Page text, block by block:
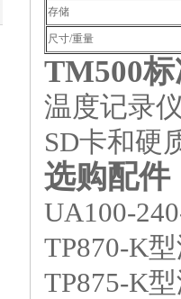
存储
尺寸/重量
TM500
温度记录
SD卡和硬
选购配件
UA100-
TP870-K
TP875-K